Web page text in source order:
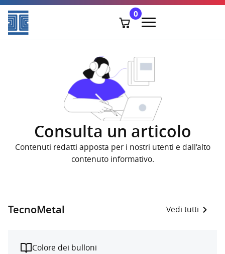
0
Consulta un articolo
Contenuti redatti apposta per i nostri utenti e dall’alto
contenuto informativo.
TecnoMetal Vedi tutti
Colore dei bulloni